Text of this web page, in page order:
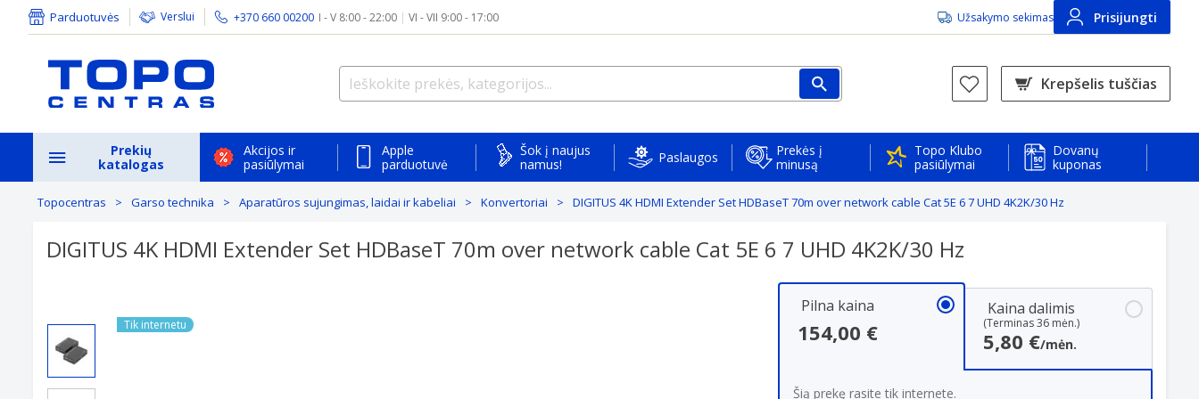
Parduotuvės Verslui +370 660 00200 I - V 8:00 - 22:00 | VI - VII 9:00 - 17:00 Užsakymo sekimas Prisijungti
Krepšelis tuščias
Prekių
katalogas
Akcijos ir
pasiūlymai
Apple
parduotuvė
Šok į naujus
namus!
Paslaugos
Prekės į
minusą
Topo Klubo
pasiūlymai
Dovanų
kuponas
Topocentras Garso technika Aparatūros sujungimas, laidai ir kabeliai Konvertoriai DIGITUS 4K HDMI Extender Set HDBaseT 70m over network cable Cat 5E 6 7 UHD 4K2K/30 Hz
DIGITUS 4K HDMI Extender Set HDBaseT 70m over network cable Cat 5E 6 7 UHD 4K2K/30 Hz
Tik internetu
Pilna kaina
154,00 €
Kaina dalimis
(Terminas 36 mėn.)
5,80 €/mėn.
Šią prekę rasite tik internete.